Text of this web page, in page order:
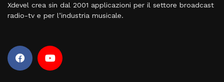
Xdevel crea sin dal 2001 applicazioni per il settore broadcast
radio-tv e per l’industria musicale.